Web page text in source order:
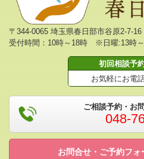
〒344-0065 埼玉県春日部市谷原2-7-16
受付時間：10時～18時 ※日曜:13時～
初回相談予
お気軽にお電
ご相談予約・お
048-
お問合せ・ご予約フォ